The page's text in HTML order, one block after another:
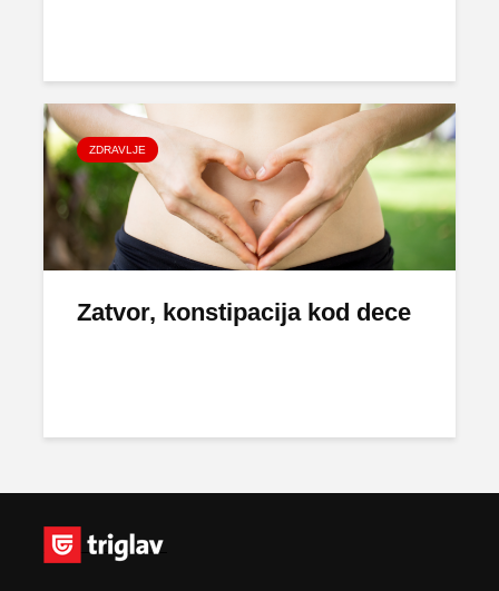
ZDRAVLJE
Zatvor, konstipacija kod dece